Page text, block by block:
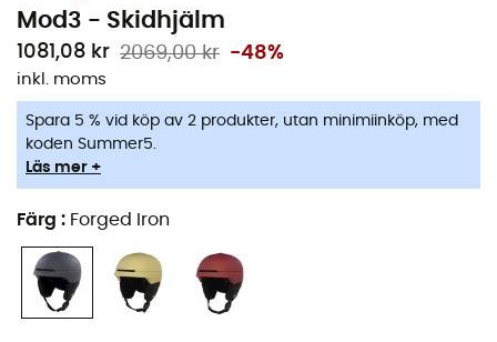
Mod3 - Skidhjälm
1081,08 kr 2069,00 kr -48%
inkl. moms
Spara 5 % vid köp av 2 produkter, utan minimiinköp, med
koden Summer5.
Läs mer +
Färg : Forged Iron
Justerbar ventilation: låter varm luft snabbt
strömma ut genom hjälmens topp. Om vädret
varmt och torrt.
BOA® 360 justeringssystem: denna fullt justerbara
passform.
funktionen låter dig fästa din hjälm utan att ta av
dig handskarna.